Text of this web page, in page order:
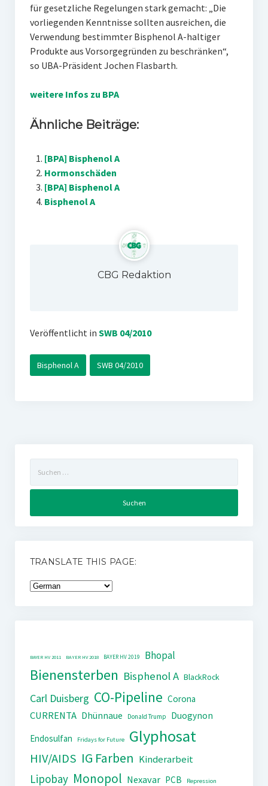
für gesetzliche Regelungen stark gemacht: „Die
vorliegenden Kenntnisse sollten ausreichen, die
Verwendung bestimmter Bisphenol A-haltiger
Produkte aus Vorsorgegründen zu beschränken“,
so UBA-Präsident Jochen Flasbarth.
weitere Infos zu BPA
Ähnliche Beiträge:
[BPA] Bisphenol A
Hormonschäden
[BPA] Bisphenol A
Bisphenol A
CBG Redaktion
Veröffentlicht in SWB 04/2010
Bisphenol A SWB 04/2010
nach:
TRANSLATE THIS PAGE:
BAYER HV 2011 BAYER HV 2018 BAYER HV 2019 Bhopal
Bienensterben Bisphenol A BlackRock
Carl Duisberg CO-Pipeline Corona
CURRENTA Dhünnaue Donald Trump
Duogynon
Endosulfan
Fridays for Future Glyphosat
HIV/AIDS IG Farben Kinderarbeit
Lipobay Monopol Nexavar PCB Repression